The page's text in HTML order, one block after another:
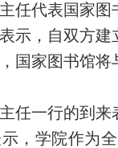
任代表国家
示，自双方
国家图书馆
任一行的到
，学院作为